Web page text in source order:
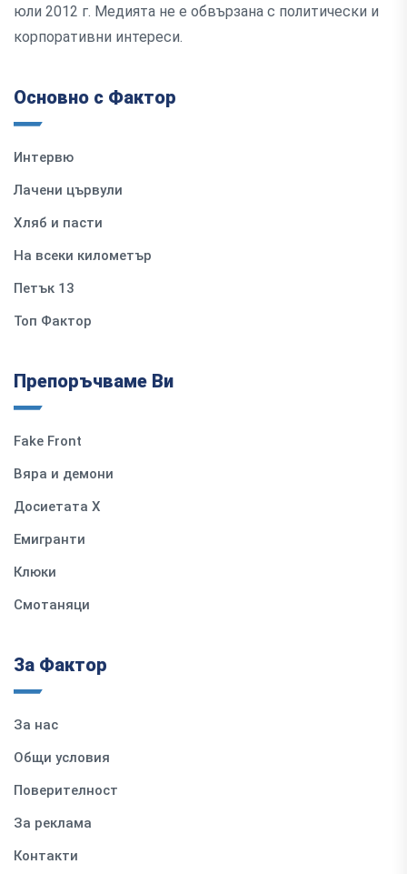
юли 2012 г. Медията не е обвързана с политически и
корпоративни интереси.
Основно с Фактор
Интервю
Лачени цървули
Хляб и пасти
На всеки километър
Петък 13
Топ Фактор
Препоръчваме Ви
Fake Front
Вяра и демони
Досиетата Х
Емигранти
Клюки
Смотаняци
За Фактор
За нас
Общи условия
Поверителност
За реклама
Контакти